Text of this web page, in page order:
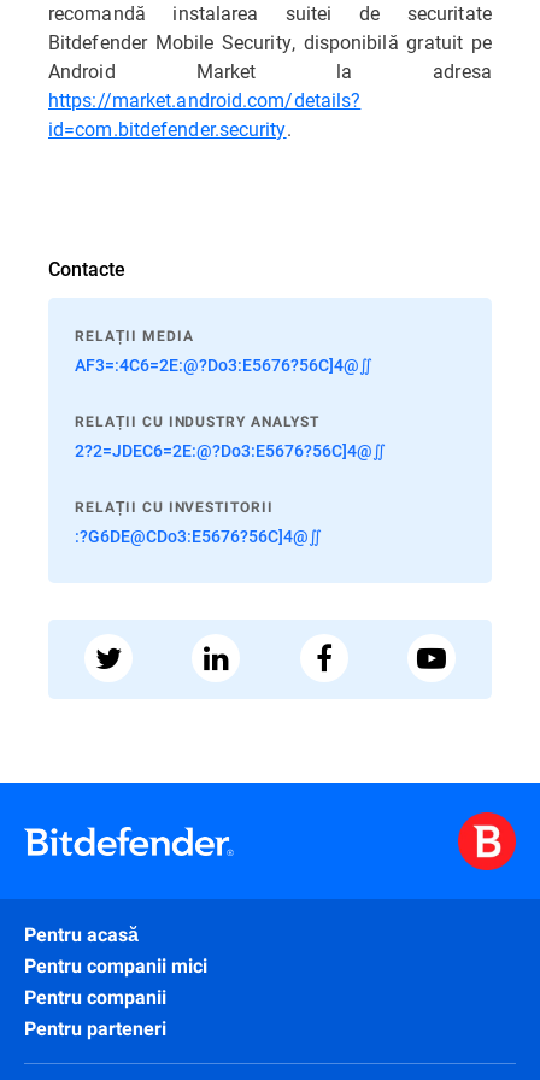
recomandă instalarea suitei de securitate
Bitdefender Mobile Security, disponibilă gratuit pe
Android Market la adresa
https://market.android.com/details?
id=com.bitdefender.security.
Contacte
RELAȚII MEDIA
AF3=:4C6=2E:@?Do3:E5676?56C]4@∬
RELAȚII CU INDUSTRY ANALYST
2?2=JDEC6=2E:@?Do3:E5676?56C]4@∬
RELAȚII CU INVESTITORII
:?G6DE@CDo3:E5676?56C]4@∬
Pentru acasă
Pentru companii mici
Pentru companii
Pentru parteneri